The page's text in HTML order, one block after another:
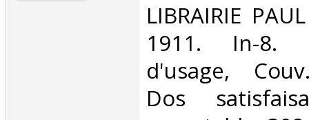
‎LIBRAIRIE
1911. In-8.
d'usage,
Dos